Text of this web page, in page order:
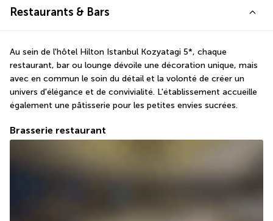
Restaurants & Bars
Au sein de l'hôtel Hilton Istanbul Kozyatagi 5*, chaque
restaurant, bar ou lounge dévoile une décoration unique, mais
avec en commun le soin du détail et la volonté de créer un
univers d'élégance et de convivialité. L'établissement accueille
également une pâtisserie pour les petites envies sucrées.
Brasserie restaurant